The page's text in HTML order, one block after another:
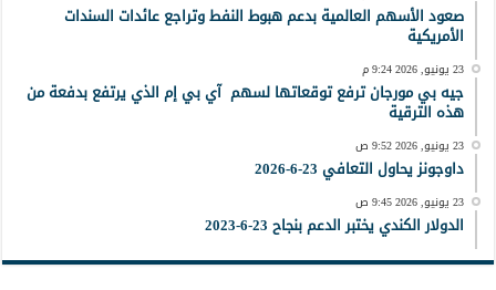
صعود الأسهم العالمية بدعم هبوط النفط وتراجع عائدات السندات
الأمريكية
23 يونيو, 2026 9:24 م
جيه بي مورجان ترفع توقعاتها لسهم آي بي إم الذي يرتفع بدفعة من
هذه الترقية
23 يونيو, 2026 9:52 ص
داوجونز يحاول التعافي 23-6-2026
23 يونيو, 2026 9:45 ص
الدولار الكندي يختبر الدعم بنجاح 23-6-2023